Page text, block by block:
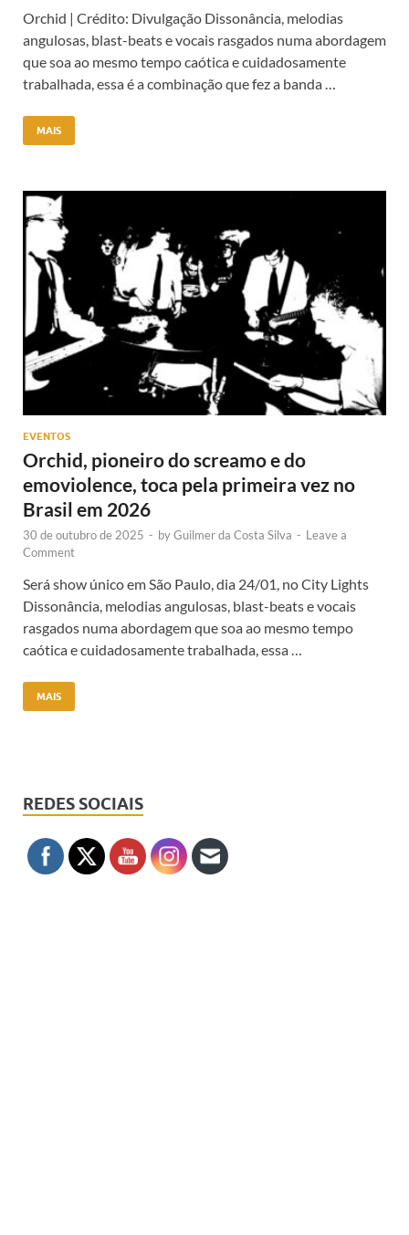
Orchid | Crédito: Divulgação Dissonância, melodias
angulosas, blast-beats e vocais rasgados numa abordagem
que soa ao mesmo tempo caótica e cuidadosamente
trabalhada, essa é a combinação que fez a banda …
MAIS
EVENTOS
Orchid, pioneiro do screamo e do
emoviolence, toca pela primeira vez no
Brasil em 2026
30 de outubro de 2025 - byGuilmer da Costa Silva - Leave a
Comment
Será show único em São Paulo, dia 24/01, no City Lights
Dissonância, melodias angulosas, blast-beats e vocais
rasgados numa abordagem que soa ao mesmo tempo
caótica e cuidadosamente trabalhada, essa …
MAIS
REDES SOCIAIS